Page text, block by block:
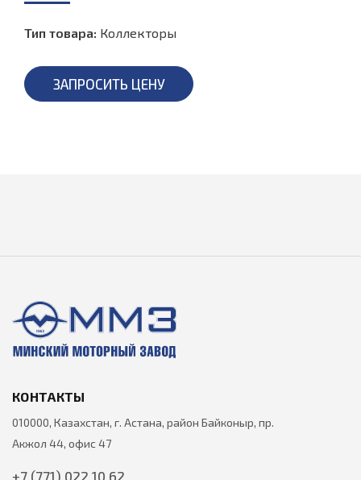
Тип товара: Коллекторы
ЗАПРОСИТЬ ЦЕНУ
КОНТАКТЫ
010000, Казахстан, г. Астана, район Байконыр, пр.
Акжол 44, офис 47
+7 (771) 022 10 62